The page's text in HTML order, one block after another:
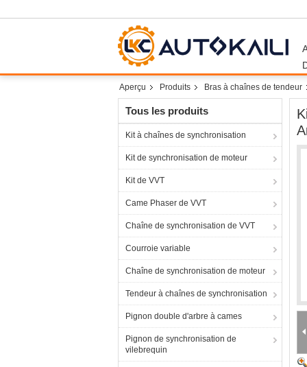
Aperçu Produits Bras à chaînes de tendeur
Tous les produits
Kit à chaînes de synchronisation
Kit de synchronisation de moteur
Kit de VVT
Came Phaser de VVT
Chaîne de synchronisation de VVT
Courroie variable
Chaîne de synchronisation de moteur
Tendeur à chaînes de synchronisation
Pignon double d'arbre à cames
Pignon de synchronisation de
vilebrequin